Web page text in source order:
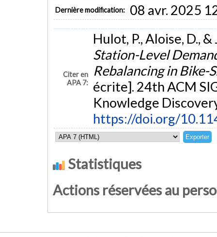
Dernière modification: 08 avr. 2025
Citer en
APA 7:
Hulot, P., Aloise, D.,
Station-Level
Rebalancing in Bike-
écrite]. 24th ACM
Knowledge
https://doi.org/
Statistiques
Actions réservées au